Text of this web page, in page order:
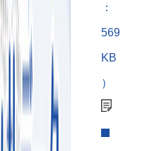
：
569
KB
）